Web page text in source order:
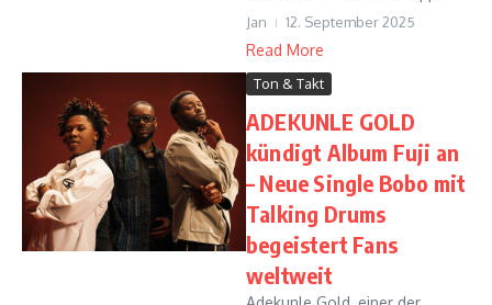
Jan 12. September 2025
Read More
Ton & Takt
ADEKUNLE GOLD
kündigt Album Fuji an
– Neue Single Bobo mit
Talking Drums
begeistert Fans
weltweit